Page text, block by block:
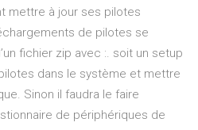
mettre à jour ses pilotes
de pilotes se
fichier zip avec :. soit un setup
dans le système et mettre
Sinon il faudra le faire
de périphériques de